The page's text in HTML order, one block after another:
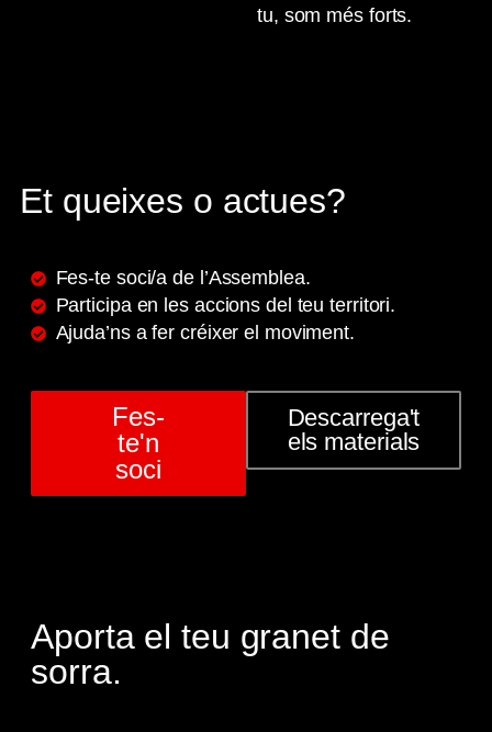
tu, som més forts.
Et queixes o actues?
Fes-te soci/a de l’Assemblea.
Participa en les accions del teu territori.
Ajuda’ns a fer créixer el moviment.
Descarrega't
els materials
Fes-
te'n
soci
Aporta el teu granet de
sorra.